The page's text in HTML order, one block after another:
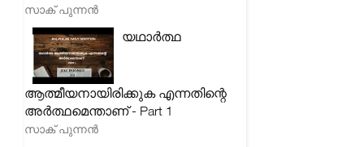
സാക് പുന്നൻ
യഥാർത്ഥ
ആത്മീയനായിരിക്കുക എന്നതിന്റെ
അർത്ഥമെന്താണ് - Part 1
സാക് പുന്നൻ